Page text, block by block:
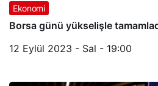
Ekonomi
Borsa günü yükselişle
12 Eylül 2023 - Sal - 19:00